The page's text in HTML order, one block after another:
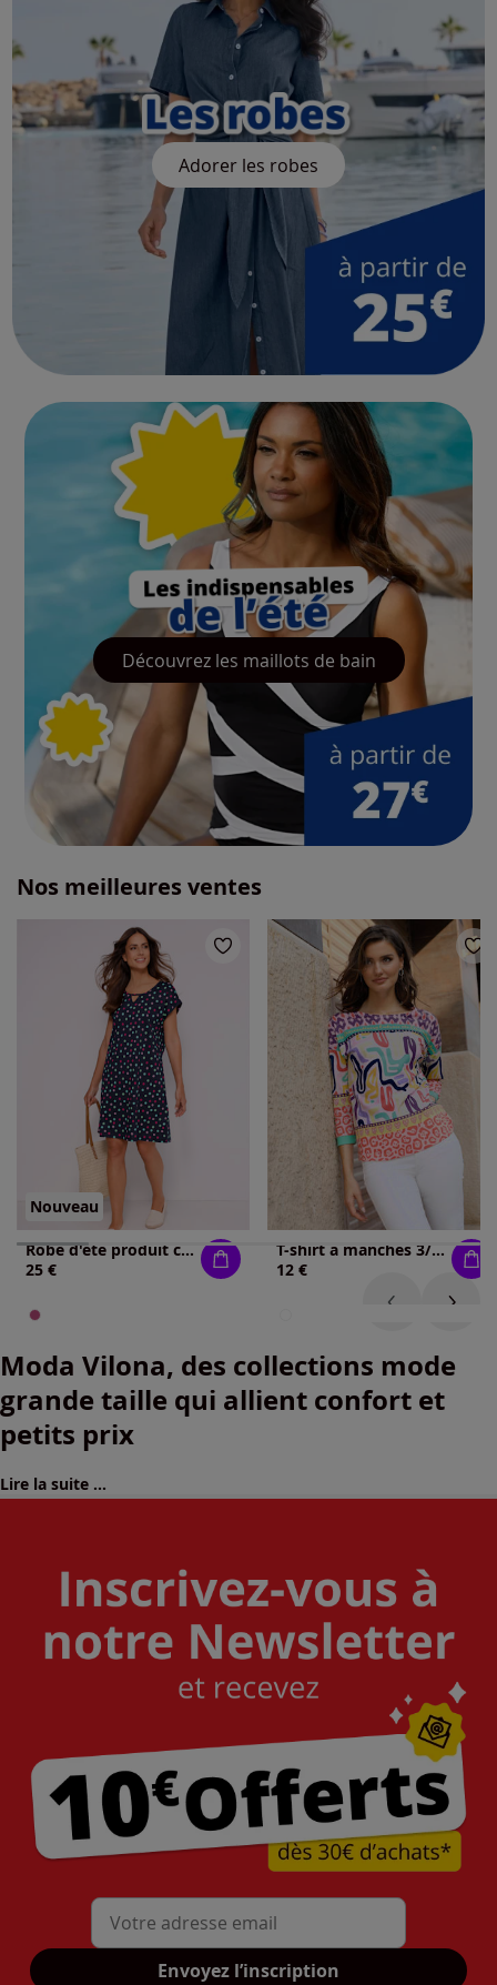
Adorer les robes
Découvrez les maillots de bain
Nos meilleures ventes
Nouveau
Robe d'été produit certifié gots
25 €
T-shirt à manches 3/4 bordures imprimées
12 €
Moda Vilona, des collections mode
grande taille qui allient confort et
petits prix
Lire la suite ...
Mon adresse mail
Envoyez l’inscription